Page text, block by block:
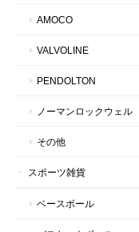
AMOCO
VALVOLINE
PENDOLTON
ノーマンロックウェル
その他
スポーツ雑貨
ベースボール